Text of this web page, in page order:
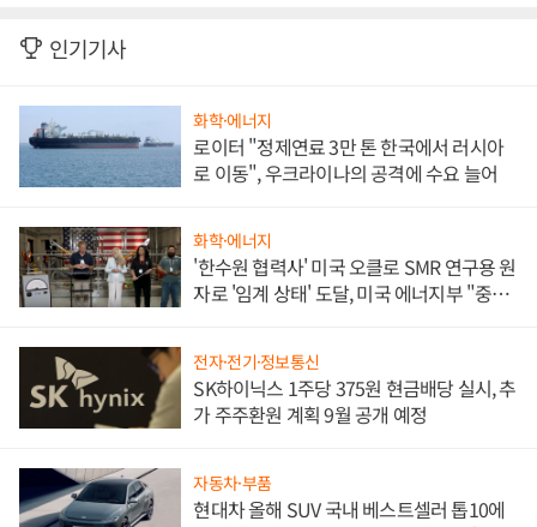
인기기사
화학·에너지
로이터 "정제연료 3만 톤 한국에서 러시아
로 이동", 우크라이나의 공격에 수요 늘어
화학·에너지
'한수원 협력사' 미국 오클로 SMR 연구용 원
자로 '임계 상태' 도달, 미국 에너지부 "중요
전자·전기·정보통신
SK하이닉스 1주당 375원 현금배당 실시, 추
가 주주환원 계획 9월 공개 예정
자동차·부품
현대차 올해 SUV 국내 베스트셀러 톱10에